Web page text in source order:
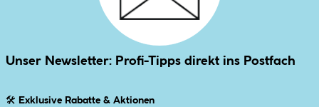
Unser Newsletter: Profi-Tipps direkt ins Postfach
🛠 Exklusive Rabatte & Aktionen